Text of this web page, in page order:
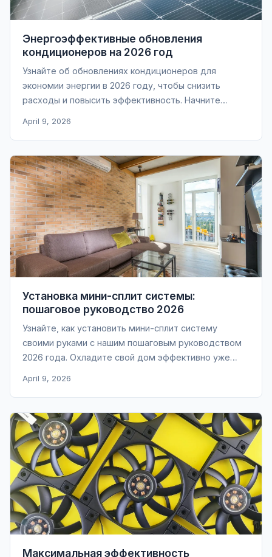
Энергоэффективные обновления
кондиционеров на 2026 год
Узнайте об обновлениях кондиционеров для
экономии энергии в 2026 году, чтобы снизить
расходы и повысить эффективность. Начните
сегодня!
April 9, 2026
Установка мини-сплит системы:
пошаговое руководство 2026
Узнайте, как установить мини-сплит систему
своими руками с нашим пошаговым руководством
2026 года. Охладите свой дом эффективно уже
April 9, 2026
Максимальная эффективность